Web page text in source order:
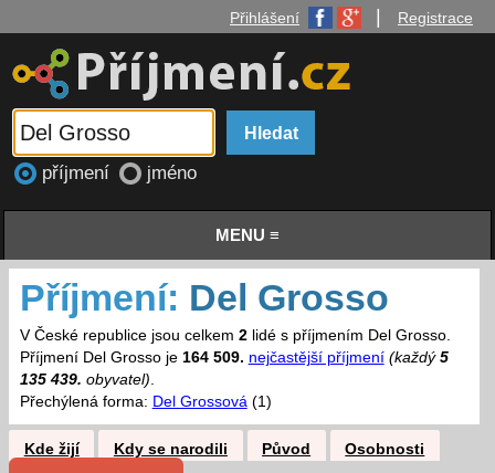
Přihlášení Registrace
příjmení jméno
MENU ≡
Příjmení: Del Grosso
V České republice jsou celkem 2lidé s příjmením Del Grosso.
Příjmení Del Grosso je 164 509. nejčastější příjmení (každý 5
135 439. obyvatel).
Přechýlená forma: Del Grossová(1)
Kde žijí Kdy se narodili Původ Osobnosti